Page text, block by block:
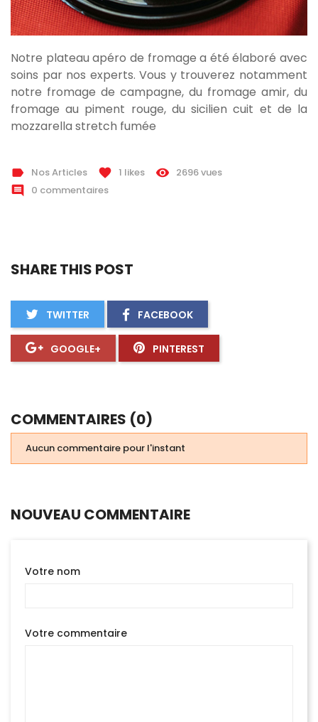
Notre plateau apéro de fromage a été élaboré avec
soins par nos experts. Vous y trouverez notamment
notre fromage de campagne, du fromage amir, du
fromage au piment rouge, du sicilien cuit et de la
mozzarella stretch fumée
label Nos Articles favorite 1 likes remove_red_eye 2696 vues
comment 0 commentaires
SHARE THIS POST
TWITTER FACEBOOK
GOOGLE+ PINTEREST
COMMENTAIRES (0)
Aucun commentaire pour l'instant
NOUVEAU COMMENTAIRE
Votre nom
Votre commentaire